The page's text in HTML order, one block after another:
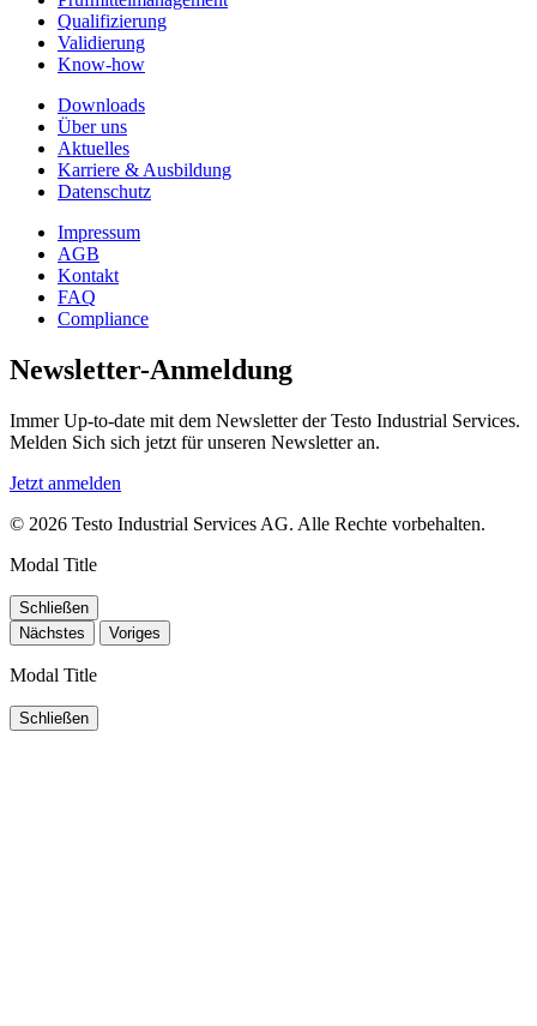
Qualifizierung
Validierung
Know-how
Downloads
Über uns
Aktuelles
Karriere & Ausbildung
Datenschutz
Impressum
AGB
Kontakt
FAQ
Compliance
Newsletter-Anmeldung
Immer Up-to-date mit dem Newsletter der Testo Industrial Services.
Melden Sich sich jetzt für unseren Newsletter an.
Jetzt anmelden
© 2026 Testo Industrial Services AG. Alle Rechte vorbehalten.
Modal Title
Schließen
Nächstes
Voriges
Modal Title
Schließen